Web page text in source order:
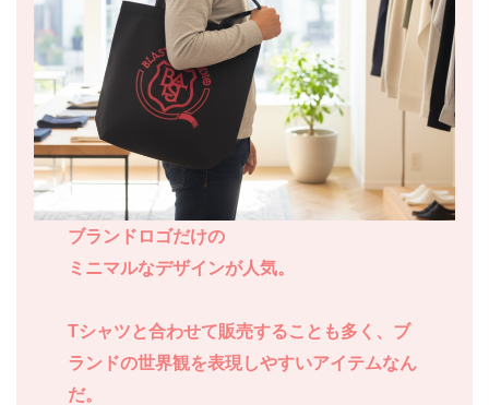
ブランドロゴだけの
ミニマルなデザインが人気。
Tシャツと合わせて販売することも多く、ブ
ランドの世界観を表現しやすいアイテムなん
だ。